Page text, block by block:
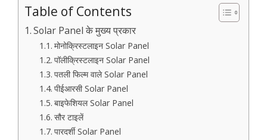
Table of Contents
Solar Panel के मुख्य प्रकार
मोनोक्रिस्टलाइन Solar Panel
पॉलीक्रिस्टलाइन Solar Panel
पतली फिल्म वाले Solar Panel
पीईआरसी Solar Panel
बाइफेशियल Solar Panel
सौर टाइलें
पारदर्शी Solar Panel